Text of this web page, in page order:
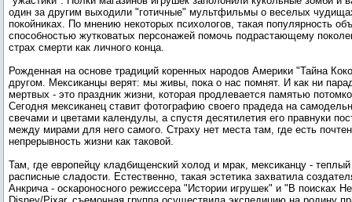
один за другим выходили "готичные" мультфильмы о веселых
покойниках. По мнению некоторых психологов, такая популярность
способностью жутковатых персонажей помочь подрастающему
страх смерти как личного конца.
Рожденная на основе традиций коренных народов Америки "Тайна
другом. Мексиканцы верят: мы живы, пока о нас помнят. И как ни
мертвых - это праздник жизни, которая продлевается памятью
Сегодня мексиканец ставит фотографию своего прадеда на
свечами и цветами календулы, а спустя десятилетия его правнуки
между мирами для него самого. Страху нет места там, где есть
непрерывность жизни как таковой.
Там, где европейцу кладбищенский холод и мрак, мексиканцу - теплый
расписные сладости. Естественно, такая эстетика захватила
Анкрича - оскароносного режиссера "Истории игрушек" и "В поисках